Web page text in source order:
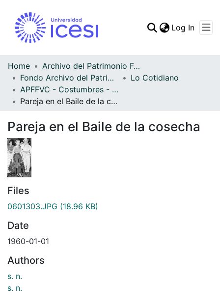
Statistics
Log In
Home
Archivo del Patrimonio Fotográfico y Fílmico del Valle del Cauca
Fondo Archivo del Patrimonio Fotográfico y Fílmico del Valle del Cauca
Lo Cotidiano
APFFVC - Costumbres - Patrimonial
Pareja en el Baile de la cosecha
Pareja en el Baile de la cosecha
Files
0601303.JPG (18.96 KB)
Date
1960-01-01
Authors
s. n.
s. n.